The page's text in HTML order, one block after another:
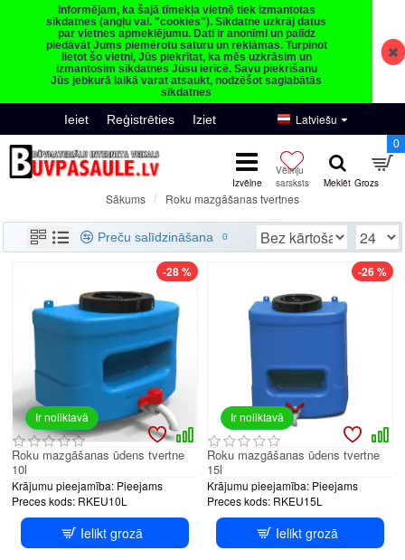
Informējam, ka šajā tīmekļa vietnē tiek izmantotas
sīkdatnes (angļu val. "cookies"). Sīkdatne uzkrāj datus
par vietnes apmeklējumu. Dati ir anonīmi un palīdz
piedāvāt Jums piemērotu saturu un reklāmas. Turpinot
lietot šo vietni, Jūs piekrītat, ka mēs uzkrāsim un
izmantosim sīkdatnes Jūsu ierīcē. Savu piekrišanu
Jūs jebkurā laikā varat atsaukt, nodzēšot saglabātās
sīkdatnes
Ieiet Reģistrēties Iziet Latviešu
0
Sākums Roku mazgāšanas tvertnes
Preču salīdzināšana
0
Ir noliktavā
-28 %
Krājumu pieejamība: Pieejams
Preces kods: RKEU10L
Roku mazgāšanas ūdens tvertne
10l
Ielikt grozā
Ir noliktavā
-26 %
Krājumu pieejamība: Pieejams
Preces kods: RKEU15L
Roku mazgāšanas ūdens tvertne
15l
Ielikt grozā